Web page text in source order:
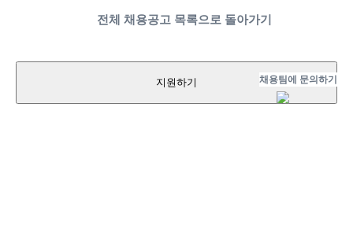
전체 채용공고 목록으로 돌아가기
지원하기 채용팀에 문의하기